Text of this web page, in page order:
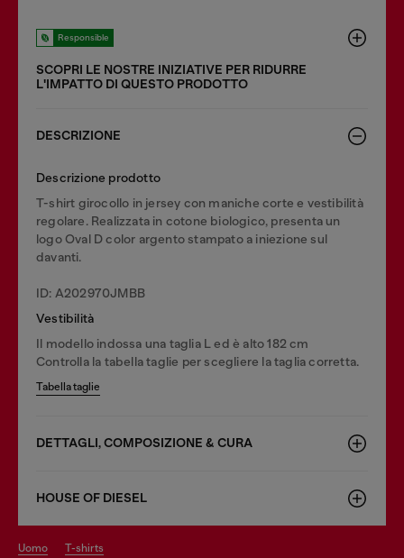
Responsible
SCOPRI LE NOSTRE INIZIATIVE PER RIDURRE
LʹIMPATTO DI QUESTO PRODOTTO
DESCRIZIONE
Descrizione prodotto
T-shirt girocollo in jersey con maniche corte e vestibilità
regolare. Realizzata in cotone biologico, presenta un
logo Oval D color argento stampato a iniezione sul
davanti.
ID: A202970JMBB
Vestibilità
Il modello indossa una taglia L ed è alto 182 cm
Controlla la tabella taglie per scegliere la taglia corretta.
Tabella taglie
DETTAGLI, COMPOSIZIONE & CURA
HOUSE OF DIESEL
uomo t-shirts